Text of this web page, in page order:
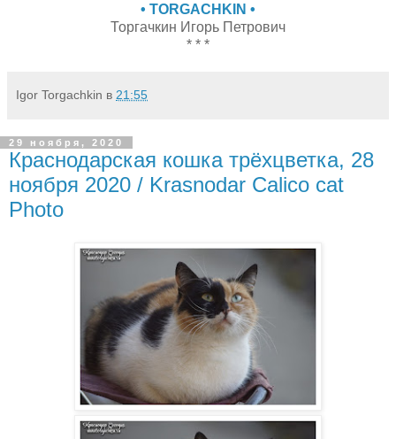
• TORGACHKIN •
Торгачкин Игорь Петрович
* * *
Igor Torgachkin в 21:55
29 ноября, 2020
Краснодарская кошка трёхцветка, 28
ноября 2020 / Krasnodar Calico cat
Photo